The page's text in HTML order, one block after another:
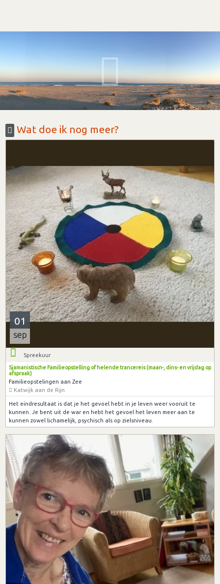
Wat doe ik nog meer?
01
sep
Spreekuur
Sjamanistische Familieopstelling of helende trancereis (maan-, dins- en vrijdag op
afspraak)
Familieopstelingen aan Zee
Katwijk aan de Rijn
Het eindresultaat is dat je het gevoel hebt in je leven weer vooruit te
kunnen. Je bent uit de war en hebt het gevoel het leven meer aan te
kunnen zowel lichamelijk, psychisch als op zielsniveau.